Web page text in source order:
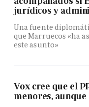
jurídicos y
Una fuente
que Marruecos «ha
este asunto»
Vox cree que el
menores,